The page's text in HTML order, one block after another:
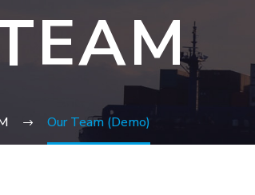
Our Team (Demo)